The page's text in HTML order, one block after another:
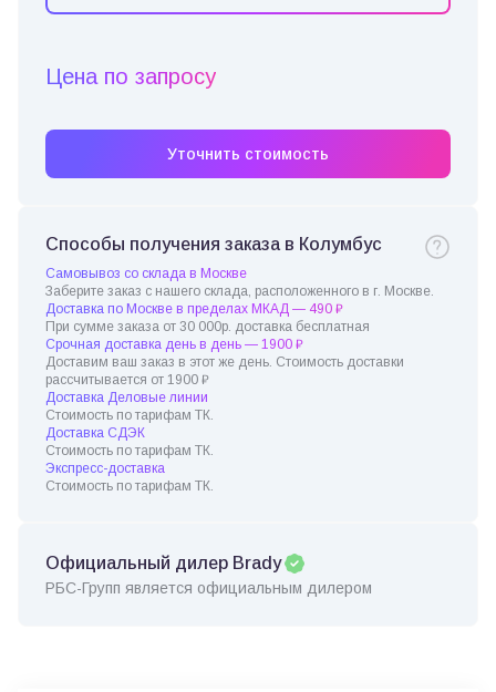
Цена по запросу
Уточнить стоимость
Способы получения заказа в Колумбус
Самовывоз со склада в Москве
Заберите заказ с нашего склада, расположенного в г. Москве.
Доставка по Москве в пределах МКАД — 490 ₽
При сумме заказа от 30 000р. доставка бесплатная
Срочная доставка день в день — 1900 ₽
Доставим ваш заказ в этот же день. Стоимость доставки
рассчитывается от 1900 ₽
Доставка Деловые линии
Стоимость по тарифам ТК.
Доставка СДЭК
Стоимость по тарифам ТК.
Экспресс-доставка
Стоимость по тарифам ТК.
Официальный дилер Brady
РБС-Групп является официальным дилером